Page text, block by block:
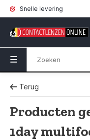
Snelle levering
Terug
Producten
1day